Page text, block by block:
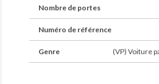
Nombre de portes
Numéro de référence
Genre (VP) Voiture